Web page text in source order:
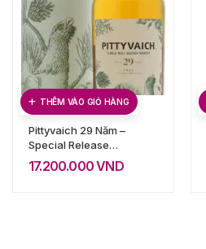
THÊM VÀO GIỎ HÀNG
Pittyvaich 29 Năm –
Special Release
2019
17.200.000VND